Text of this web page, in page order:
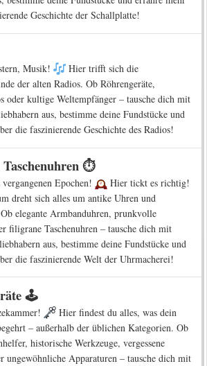
Geschichte der Schallplatte!
Musik!
Hier trifft sich die
der alten Radios. Ob Röhrengeräte,
oder kultige Weltempfänger – tausche dich mit
aus, bestimme deine Fundstücke und
die faszinierende Geschichte des Radios!
⏱️
Epochen!
Hier tickt es richtig!
dreht sich alles um antike Uhren und
elegante Armbanduhren, prunkvolle
filigrane Taschenuhren – tausche dich mit
aus, bestimme deine Fundstücke und
die faszinierende Welt der Uhrmacherei!
🕹️
Hier findest du alles, was dein
– außerhalb der üblichen Kategorien. Ob
historische Werkzeuge, vergessene
ungewöhnliche Apparaturen – tausche dich mit